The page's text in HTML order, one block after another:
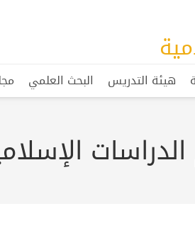
هيئة التدريس البحث العلمي